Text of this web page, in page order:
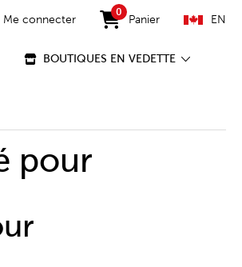
Me connecter
0
items in cart
Panier EN
BOUTIQUES EN VEDETTE
pour